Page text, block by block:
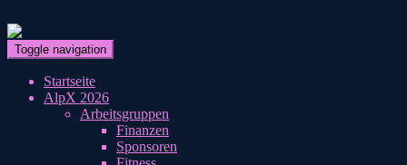
Toggle navigation
Startseite
AlpX 2026
Arbeitsgruppen
Finanzen
Sponsoren